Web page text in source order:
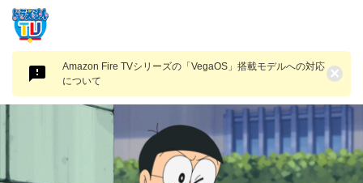
Amazon Fire TVシリーズの「VegaOS」搭載モデルへの対応
について
×